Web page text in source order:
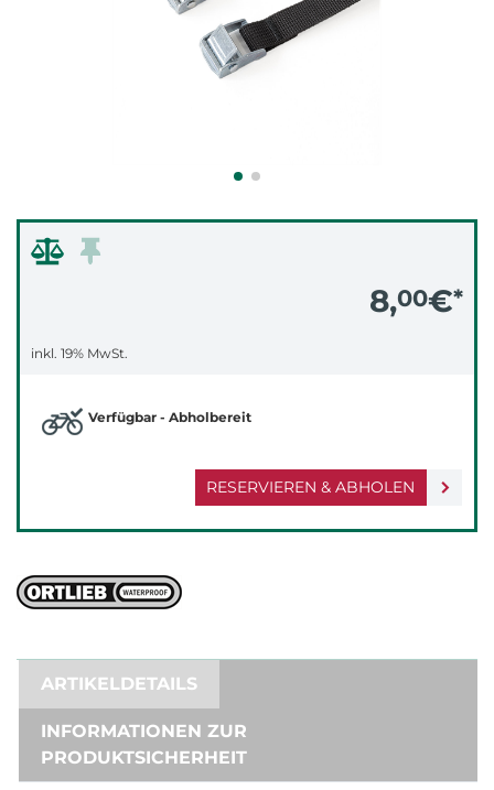
8,00€*
inkl. 19% MwSt.
RESERVIEREN & ABHOLEN
Verfügbar - Abholbereit
ARTIKELDETAILS
INFORMATIONEN ZUR
PRODUKTSICHERHEIT